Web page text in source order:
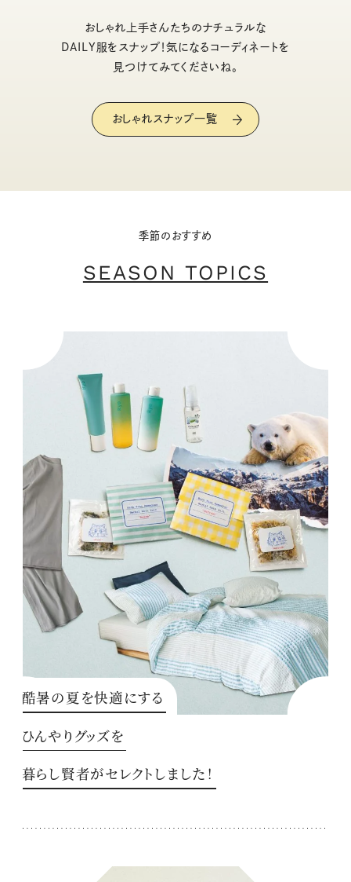
おしゃれ上手さんたちのナチュラルな
DAILY服をスナップ！気になるコーディネートを
見つけてみてくださいね。
おしゃれスナップ一覧
季節のおすすめ
SEASON TOPICS
酷暑の夏を快適にする
ひんやりグッズを
暮らし賢者がセレクトしました！